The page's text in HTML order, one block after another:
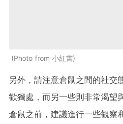
Photo from 小紅書
另外，請注意倉鼠之間的社交
歡獨處，而另一些則非常渴望
倉鼠之前，建議進行一些觀察